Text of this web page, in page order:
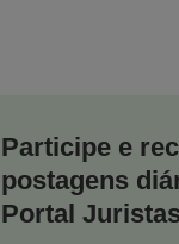
Participe e
postagens
Portal